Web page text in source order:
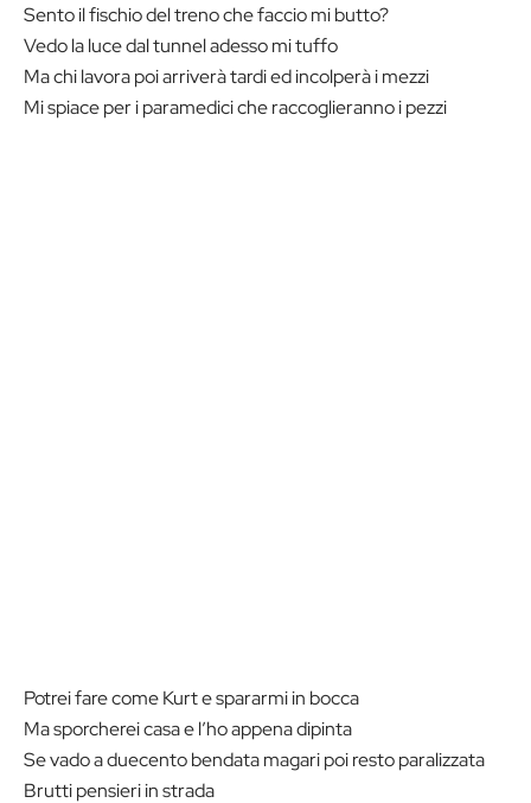
Sento il fischio del treno che faccio mi butto?
Vedo la luce dal tunnel adesso mi tuffo
Ma chi lavora poi arriverà tardi ed incolperà i mezzi
Mi spiace per i paramedici che raccoglieranno i pezzi
Potrei fare come Kurt e spararmi in bocca
Ma sporcherei casa e l’ho appena dipinta
Se vado a duecento bendata magari poi resto paralizzata
Brutti pensieri in strada